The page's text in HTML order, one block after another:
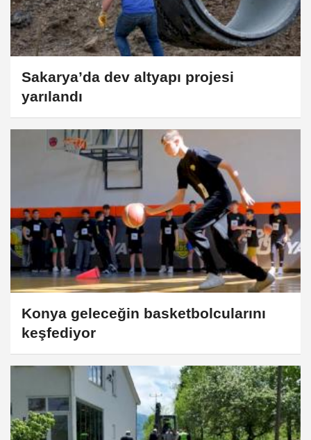
Sakarya’da dev altyapı projesi
yarılandı
Konya geleceğin basketbolcularını
keşfediyor